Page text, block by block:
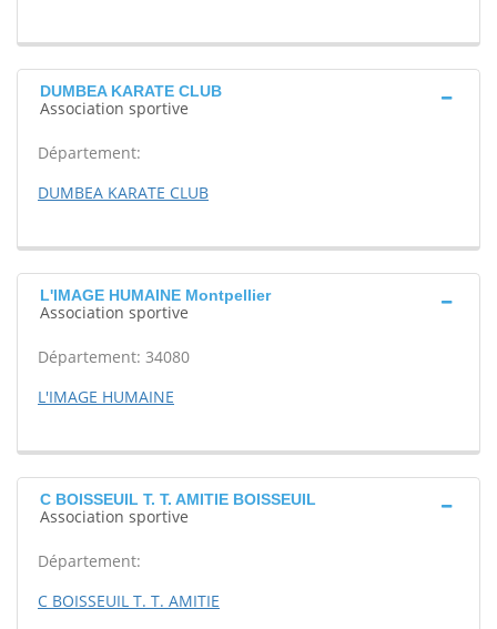
DUMBEA KARATE CLUB
Association sportive
Département:
DUMBEA KARATE CLUB
L'IMAGE HUMAINE Montpellier
Association sportive
Département: 34080
L'IMAGE HUMAINE
C BOISSEUIL T. T. AMITIE BOISSEUIL
Association sportive
Département:
C BOISSEUIL T. T. AMITIE